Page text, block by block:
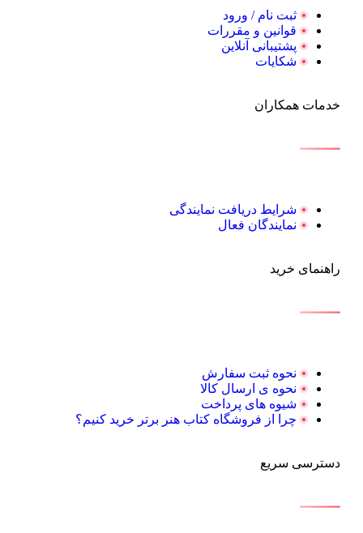
ثبت نام / ورود
قوانین و مقررات
پشتیبانی آنلاین
شکایات
خدمات همکاران
شرایط دریافت نمایندگی
نمایندگان فعال
راهنمای خرید
نحوه ثبت سفارش
نحوه ی ارسال کالا
شیوه های پرداخت
چرا از فروشگاه کتاب هنر برتر خرید کنیم؟
دسترسی سریع